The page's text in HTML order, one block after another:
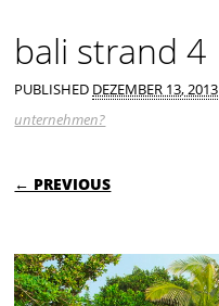
bali strand 4
PUBLISHED DEZEMBER 13, 2013
unternehmen?
← PREVIOUS